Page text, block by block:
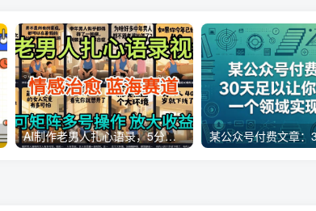
AI制作老男人扎心语录，5分钟一条，操作简单，流量非常大，保姆级教程